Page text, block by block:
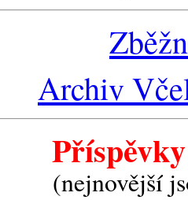
Archiv
(nejnovější